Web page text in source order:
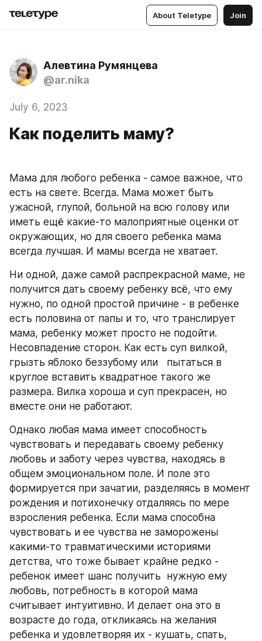
About Teletype Join
Алевтина Румянцева
@ar.nika
July 6, 2023
Как поделить маму?
Мама для любого ребенка - самое важное, что
есть на свете. Всегда. Мама может быть
ужасной, глупой, больной на всю голову или
иметь ещё какие-то малоприятные оценки от
окружающих, но для своего ребенка мама
всегда лучшая. И мамы всегда не хватает.
Ни одной, даже самой распрекрасной маме, не
получится дать своему ребенку всё, что ему
нужно, по одной простой причине - в ребенке
есть половина от папы и то, что транслирует
мама, ребенку может просто не подойти.
Несовпадение сторон. Как есть суп вилкой,
грызть яблоко беззубому или   пытаться в
круглое вставить квадратное такого же
размера. Вилка хороша и суп прекрасен, но
вместе они не работают.
Однако любая мама имеет способность
чувствовать и передавать своему ребенку
любовь и заботу через чувства, находясь в
общем эмоциональном поле. И поле это
формируется при зачатии, разделяясь в момент
рождения и потихонечку отдаляясь по мере
взросления ребенка. Если мама способна
чувствовать и ее чувства не заморожены
какими-то травматическими историями
детства, что тоже бывает крайне редко -
ребенок имеет шанс получить  нужную ему
любовь, потребность в которой мама
считывает интуитивно. И делает она это в
возрасте до года, откликаясь на желания
ребенка и удовлетворяя их - кушать, спать,